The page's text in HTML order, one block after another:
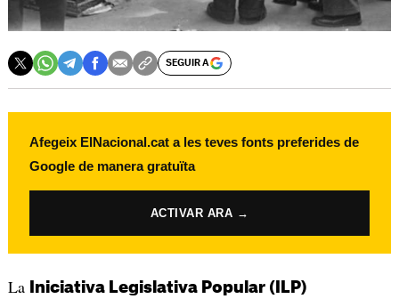
SEGUIR A
Afegeix ElNacional.cat a les teves fonts preferides de
Google de manera gratuïta
ACTIVAR ARA →
La
Iniciativa Legislativa Popular (ILP)